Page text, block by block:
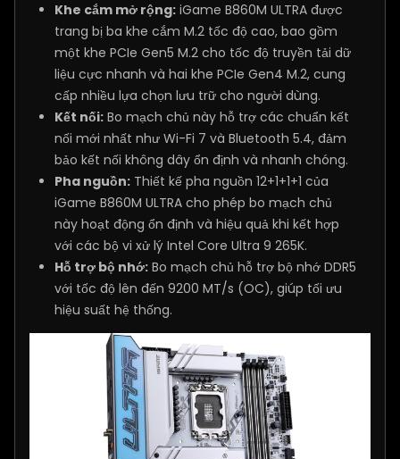
Khe cắm mở rộng: iGame B860M ULTRA được
trang bị ba khe cắm M.2 tốc độ cao, bao gồm
một khe PCIe Gen5 M.2 cho tốc độ truyền tải dữ
liệu cực nhanh và hai khe PCIe Gen4 M.2, cung
cấp nhiều lựa chọn lưu trữ cho người dùng.
Kết nối: Bo mạch chủ này hỗ trợ các chuẩn kết
nối mới nhất như Wi-Fi 7 và Bluetooth 5.4, đảm
bảo kết nối không dây ổn định và nhanh chóng.
Pha nguồn: Thiết kế pha nguồn 12+1+1+1 của
iGame B860M ULTRA cho phép bo mạch chủ
này hoạt động ổn định và hiệu quả khi kết hợp
với các bộ vi xử lý Intel Core Ultra 9 265K.
Hỗ trợ bộ nhớ: Bo mạch chủ hỗ trợ bộ nhớ DDR5
với tốc độ lên đến 9200 MT/s (OC), giúp tối ưu
hiệu suất hệ thống.